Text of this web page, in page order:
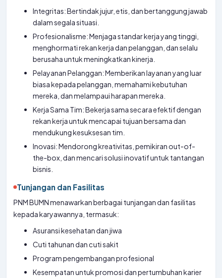
Integritas: Bertindak jujur, etis, dan bertanggung jawab
dalam segala situasi.
Profesionalisme: Menjaga standar kerja yang tinggi,
menghormati rekan kerja dan pelanggan, dan selalu
berusaha untuk meningkatkan kinerja.
Pelayanan Pelanggan: Memberikan layanan yang luar
biasa kepada pelanggan, memahami kebutuhan
mereka, dan melampaui harapan mereka.
Kerja Sama Tim: Bekerja sama secara efektif dengan
rekan kerja untuk mencapai tujuan bersama dan
mendukung kesuksesan tim.
Inovasi: Mendorong kreativitas, pemikiran out-of-
the-box, dan mencari solusi inovatif untuk tantangan
bisnis.
Tunjangan dan Fasilitas
PNM BUMN menawarkan berbagai tunjangan dan fasilitas
kepada karyawannya, termasuk:
Asuransi kesehatan dan jiwa
Cuti tahunan dan cuti sakit
Program pengembangan profesional
Kesempatan untuk promosi dan pertumbuhan karier